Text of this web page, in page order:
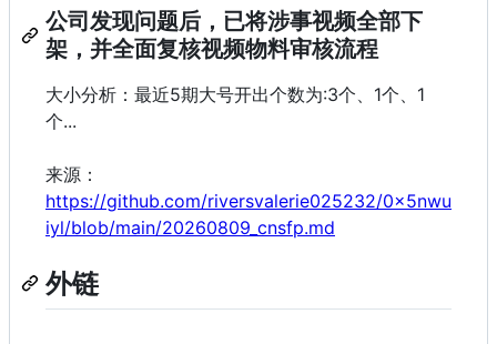
公司发现问题后，已将涉事视频全部下
架，并全面复核视频物料审核流程
大小分析：最近5期大号开出个数为:3个、1个、1
个...
来源：
https://github.com/riversvalerie025232/0x5nwu
iyl/blob/main/20260809_cnsfp.md
外链